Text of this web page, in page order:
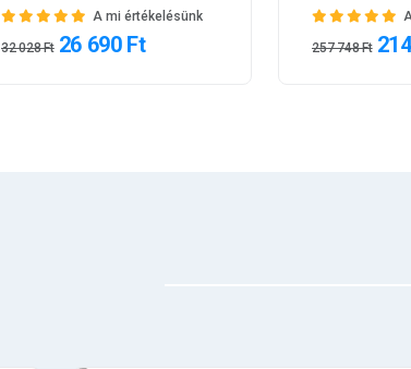
A mi értékelésünk
32 028 Ft 26 690 Ft 257 748 Ft